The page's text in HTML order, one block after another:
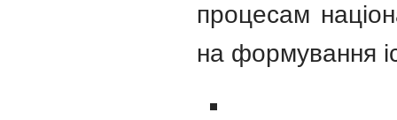
процесам
на формування